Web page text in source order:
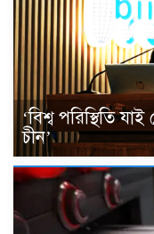
‘বিশ্ব পরিস্থিতি
চীন’